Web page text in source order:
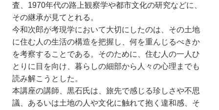
査、1970年代の路上観察学や都市文化の研究などに、
その継承が見てとれる。
今和次郎が考現学において大切にしたのは、その土地
に住む人の生活の構造を把握し、何を重んじるべきか
を考察することである。そのために、住む人の一人ひ
とりに目を向け、暮らしの細部から人々の心理までも
読み解こうとした。
本講座の講師、黒石氏は、旅先で感じる珍しさや不思
議、あるいは土地の人や文化に触れて抱く違和感、そ